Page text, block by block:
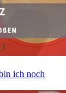
ich noch